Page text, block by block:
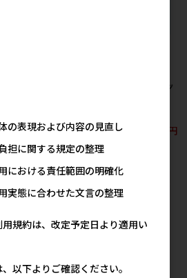
ーフェア10】
分補給 まぐろ 海鮮ミッ
参考上代
1,457円
の表現および内容の見直し
担に関する規定の整理
における責任範囲の明確化
実態に合わせた文言の整理
規約は、改定予定日より適用い
以下よりご確認ください。